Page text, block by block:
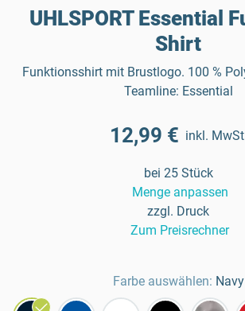
UHLSPORT Essential
Shirt
Funktionsshirt mit Brustlogo. 100 %
Teamline: Essential
12,99 € inkl.
bei 25 Stück
Menge anpassen
zzgl. Druck
Zum Preisrechner
Farbe auswählen: Navy